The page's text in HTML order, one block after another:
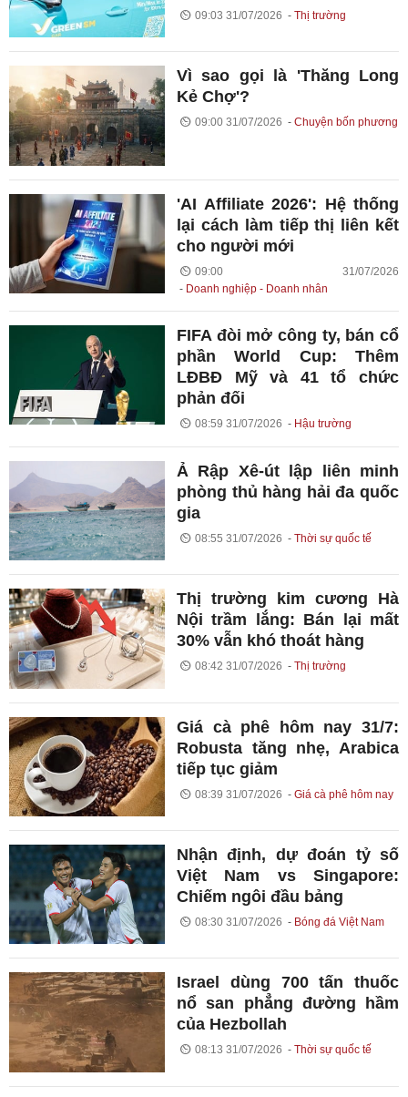
09:03 31/07/2026 Thị trường
Vì sao gọi là 'Thăng Long
Kẻ Chợ'?
09:00 31/07/2026 Chuyện bốn phương
'AI Affiliate 2026': Hệ thống
lại cách làm tiếp thị liên kết
cho người mới
09:00 31/07/2026
Doanh nghiệp - Doanh nhân
FIFA đòi mở công ty, bán cổ
phần World Cup: Thêm
LĐBĐ Mỹ và 41 tổ chức
phản đối
08:59 31/07/2026 Hậu trường
Ả Rập Xê-út lập liên minh
phòng thủ hàng hải đa quốc
gia
08:55 31/07/2026 Thời sự quốc tế
Thị trường kim cương Hà
Nội trầm lắng: Bán lại mất
30% vẫn khó thoát hàng
08:42 31/07/2026 Thị trường
Giá cà phê hôm nay 31/7:
Robusta tăng nhẹ, Arabica
tiếp tục giảm
08:39 31/07/2026 Giá cà phê hôm nay
Nhận định, dự đoán tỷ số
Việt Nam vs Singapore:
Chiếm ngôi đầu bảng
08:30 31/07/2026 Bóng đá Việt Nam
Israel dùng 700 tấn thuốc
nổ san phẳng đường hầm
của Hezbollah
08:13 31/07/2026 Thời sự quốc tế